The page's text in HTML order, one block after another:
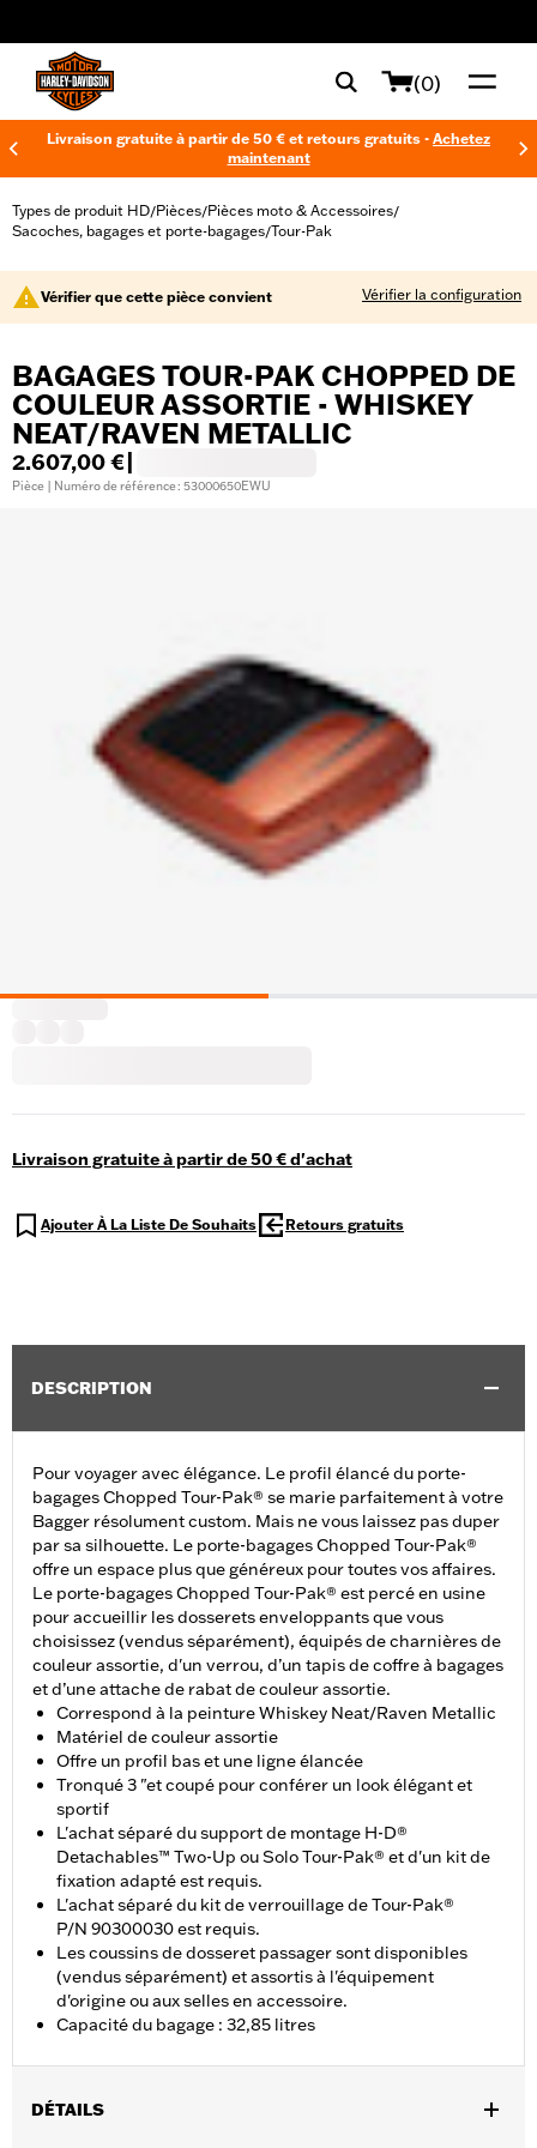
(0)
Livraison gratuite à partir de 50 € et retours gratuits - Achetez
maintenant
Types de produit HD/Pièces/Pièces moto & Accessoires/
Sacoches, bagages et porte-bagages/Tour-Pak
Vérifier que cette pièce convient Vérifier la configuration
BAGAGES TOUR-PAK CHOPPED DE
COULEUR ASSORTIE - WHISKEY
NEAT/RAVEN METALLIC
2.607,00 €
Pièce | Numéro de référence : 53000650EWU
Livraison gratuite à partir de 50 € d'achat
Ajouter À La Liste De Souhaits Retours gratuits
DESCRIPTION
Pour voyager avec élégance. Le profil élancé du porte-
bagages Chopped Tour-Pak® se marie parfaitement à votre
Bagger résolument custom. Mais ne vous laissez pas duper
par sa silhouette. Le porte-bagages Chopped Tour-Pak®
offre un espace plus que généreux pour toutes vos affaires.
Le porte-bagages Chopped Tour-Pak® est percé en usine
pour accueillir les dosserets enveloppants que vous
choisissez (vendus séparément), équipés de charnières de
couleur assortie, d'un verrou, d’un tapis de coffre à bagages
et d’une attache de rabat de couleur assortie.
Correspond à la peinture Whiskey Neat/Raven Metallic
Matériel de couleur assortie
Offre un profil bas et une ligne élancée
Tronqué 3 "et coupé pour conférer un look élégant et
sportif
L'achat séparé du support de montage H-D®
Detachables™ Two-Up ou Solo Tour-Pak® et d'un kit de
fixation adapté est requis.
L'achat séparé du kit de verrouillage de Tour-Pak®
P/N 90300030 est requis.
Les coussins de dosseret passager sont disponibles
(vendus séparément) et assortis à l'équipement
d'origine ou aux selles en accessoire.
Capacité du bagage : 32,85 litres
DÉTAILS